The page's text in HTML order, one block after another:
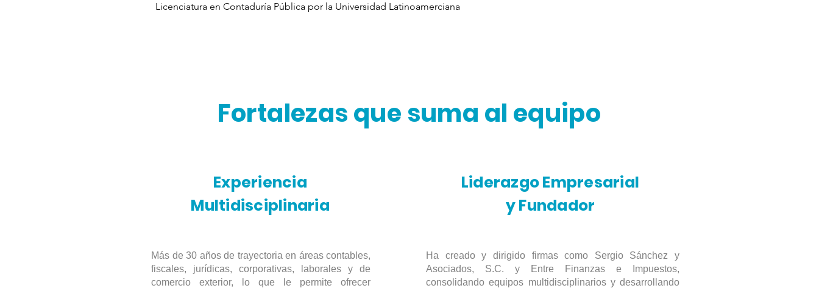
Licenciatura en Contaduría Pública por la Universidad Latinoamerciana
Fortalezas que suma al equipo
Experiencia
Multidisciplinaria
Más de 30 años de trayectoria en áreas contables,
fiscales, jurídicas, corporativas, laborales y de
comercio exterior, lo que le permite ofrecer
Liderazgo Empresarial
y Fundador
Ha creado y dirigido firmas como Sergio Sánchez y
Asociados, S.C. y Entre Finanzas e Impuestos,
consolidando equipos multidisciplinarios y desarrollando